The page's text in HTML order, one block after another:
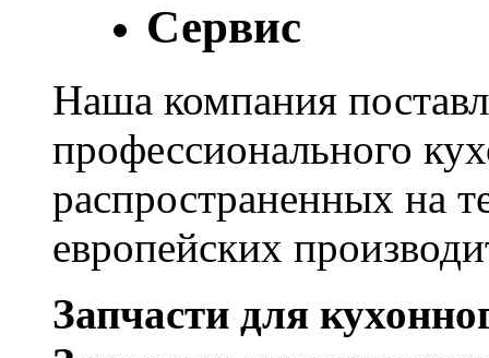
Сервис
Наша компания
профессионального
распространенных на
европейских
Запчасти для